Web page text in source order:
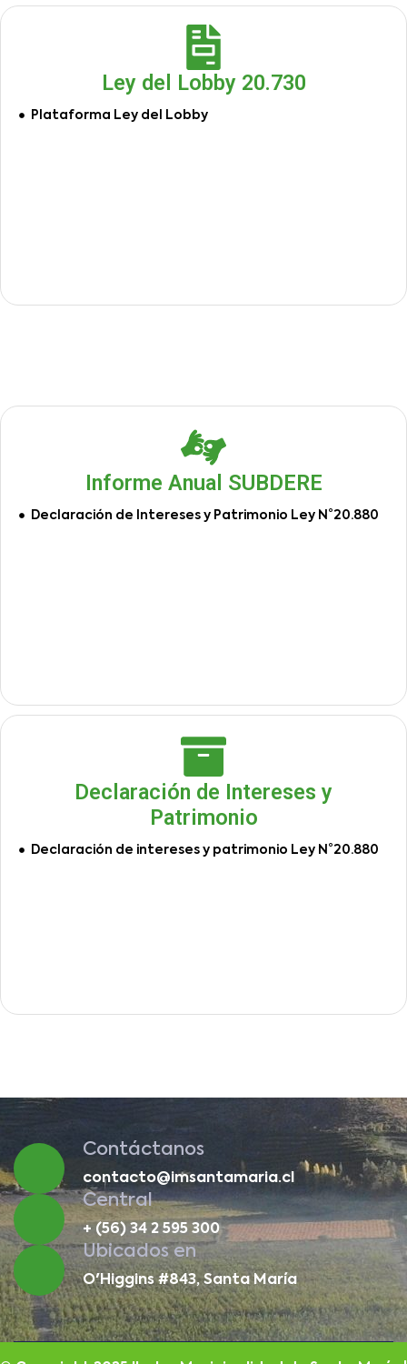
Ley del Lobby 20.730
Plataforma Ley del Lobby
Informe Anual SUBDERE
Declaración de Intereses y Patrimonio Ley N°20.880
Declaración de Intereses y
Patrimonio
Declaración de intereses y patrimonio Ley N°20.880
Contáctanos
contacto@imsantamaria.cl
Central
+ (56) 34 2 595 300
Ubicados en
O'Higgins #843, Santa María